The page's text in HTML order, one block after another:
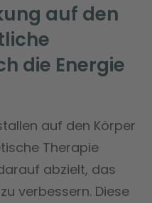
auf den
die Energie
auf den Körper
Therapie
abzielt, das
verbessern. Diese